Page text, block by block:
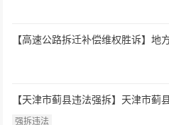
【高速公路拆迁补偿维权胜诉】地
【天津市蓟县违法强拆】天津市蓟
违法
强拆违法